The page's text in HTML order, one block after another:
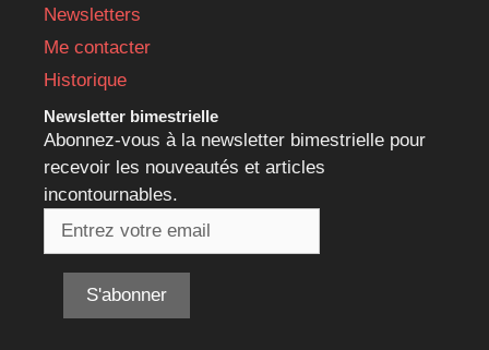
Newsletters
Me contacter
Historique
Newsletter bimestrielle
Abonnez-vous à la newsletter bimestrielle pour
recevoir les nouveautés et articles
incontournables.